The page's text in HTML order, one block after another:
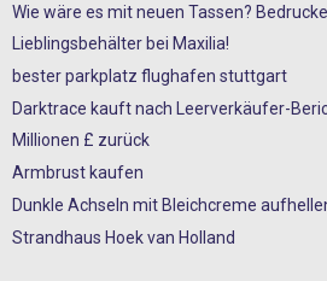
Wie wäre es mit neuen Tassen?
Lieblingsbehälter bei Maxilia!
bester parkplatz flughafen stuttgart
Darktrace kauft nach Leerverkäufer-
Millionen £ zurück
Armbrust kaufen
Dunkle Achseln mit Bleichcreme
Strandhaus Hoek van Holland